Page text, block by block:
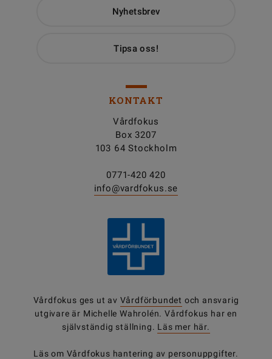
Nyhetsbrev
Tipsa oss!
KONTAKT
Vårdfokus
Box 3207
103 64 Stockholm
0771-420 420
info@vardfokus.se
Vårdfokus ges ut av Vårdförbundet och ansvarig
utgivare är Michelle Wahrolén. Vårdfokus har en
självständig ställning. Läs mer här.
Läs om Vårdfokus hantering av personuppgifter.